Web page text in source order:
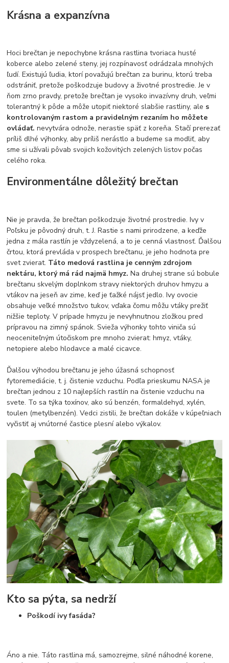
Krásna a expanzívna
Hoci brečtan je nepochybne krásna rastlina tvoriaca husté
koberce alebo zelené steny, jej rozpínavosť odrádzala mnohých
ľudí. Existujú ľudia, ktorí považujú brečtan za burinu, ktorú treba
odstrániť, pretože poškodzuje budovy a životné prostredie. Je v
ňom zrno pravdy, pretože brečtan je vysoko invazívny druh, veľmi
tolerantný k pôde a môže utopiť niektoré slabšie rastliny, ale s
kontrolovaným rastom a pravidelným rezaním ho môžete
ovládať.nevytvára odnože, nerastie späť z koreňa. Stačí prerezať
príliš dlhé výhonky, aby príliš nerástlo a budeme sa modliť, aby
sme si užívali pôvab svojich kožovitých zelených listov počas
celého roka.
Environmentálne dôležitý brečtan
Nie je pravda, že brečtan poškodzuje životné prostredie. Ivy v
Poľsku je pôvodný druh, t. J. Rastie s nami prirodzene, a keďže
jedna z mála rastlín je vždyzelená, a to je cenná vlastnosť. Ďalšou
črtou, ktorá prevláda v prospech brečtanu, je jeho hodnota pre
svet zvierat. Táto medová rastlina je cenným zdrojom
nektáru, ktorý má rád najmä hmyz.Na druhej strane sú bobule
brečtanu skvelým doplnkom stravy niektorých druhov hmyzu a
vtákov na jeseň av zime, keď je ťažké nájsť jedlo. Ivy ovocie
obsahuje veľké množstvo tukov, vďaka čomu môžu vtáky prežiť
nižšie teploty. V prípade hmyzu je nevyhnutnou zložkou pred
prípravou na zimný spánok. Svieža výhonky tohto viniča sú
neoceniteľným útočiskom pre mnoho zvierat: hmyz, vtáky,
netopiere alebo hlodavce a malé cicavce.
Ďalšou výhodou brečtanu je jeho úžasná schopnosť
fytoremediácie, t. j. čistenie vzduchu. Podľa prieskumu NASA je
brečtan jednou z 10 najlepších rastlín na čistenie vzduchu na
svete. To sa týka toxínov, ako sú benzén, formaldehyd, xylén,
toulen (metylbenzén). Vedci zistili, že brečtan dokáže v kúpeľniach
vyčistiť aj vnútorné častice plesní alebo výkalov.
Kto sa pýta, sa nedrží
Poškodí ivy fasáda?
Áno a nie. Táto rastlina má, samozrejme, silné náhodné korene,